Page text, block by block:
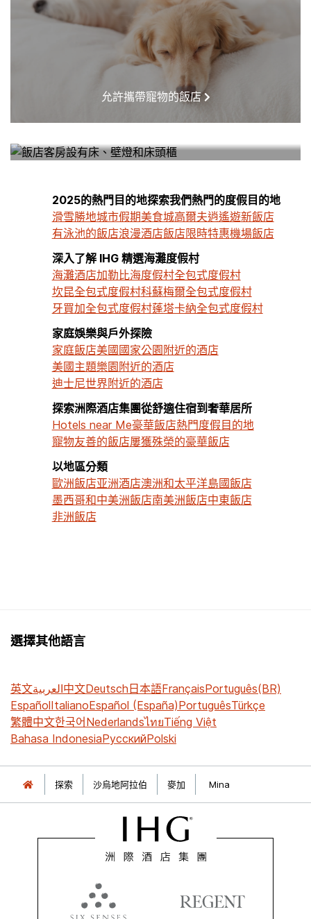
允許攜帶寵物的飯店
2025的熱門目的地探索我們熱門的度假目的地
滑雪勝地城市假期美食城高爾夫逍遙遊新飯店
有泳池的飯店浪漫酒店飯店限時特惠機場飯店
深入了解 IHG 精選海灘度假村
海灘酒店加勒比海度假村全包式度假村
坎昆全包式度假村科蘇梅爾全包式度假村
牙買加全包式度假村蓬塔卡納全包式度假村
家庭娛樂與戶外探險
家庭飯店美國國家公園附近的酒店
美國主題樂園附近的酒店
迪士尼世界附近的酒店
探索洲際酒店集團從舒適住宿到奢華居所
Hotels near Me豪華飯店熱門度假目的地
寵物友善的飯店屢獲殊榮的豪華飯店
以地區分類
歐洲飯店亚洲酒店澳洲和太平洋島國飯店
墨西哥和中美洲飯店南美洲飯店中東飯店
非洲飯店
選擇其他語言
英文العربية中文Deutsch日本語FrançaisPortuguês(BR)
EspañolItalianoEspañol (España)PortuguêsTürkçe
繁體中文한국어NederlandsไทยTiếng Việt
Bahasa IndonesiaРусскийPolski
探索 沙烏地阿拉伯 麥加 Mina